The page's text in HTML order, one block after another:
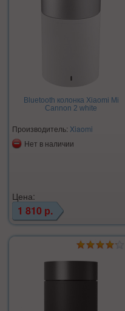
Bluetooth колонка Xiaomi Mi
Cannon 2 white
Производитель: Xiaomi
Нет в наличии
Цена:
1 810 р.